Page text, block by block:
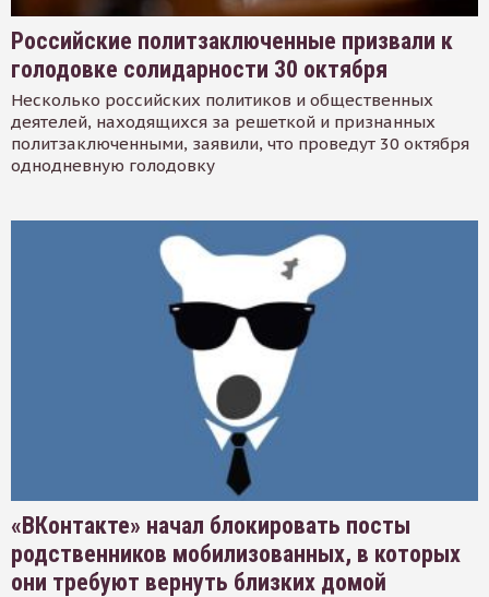
Российские политзаключенные призвали к
голодовке солидарности 30 октября
Несколько российских политиков и общественных
деятелей, находящихся за решеткой и признанных
политзаключенными, заявили, что проведут 30 октября
однодневную голодовку
«ВКонтакте» начал блокировать посты
родственников мобилизованных, в которых
они требуют вернуть близких домой